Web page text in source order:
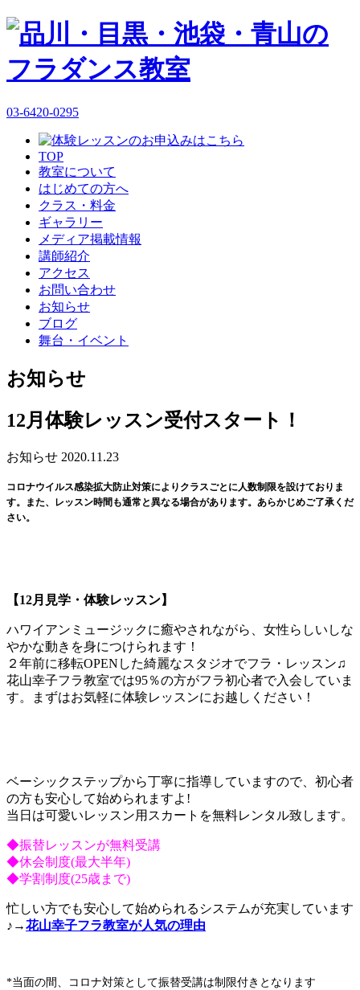
03-6420-0295
TOP
教室について
はじめての方へ
クラス・料金
ギャラリー
メディア掲載情報
講師紹介
アクセス
お問い合わせ
お知らせ
ブログ
舞台・イベント
お知らせ
12月体験レッスン受付スタート！
お知らせ 2020.11.23
コロナウイルス感染拡大防止対策によりクラスごとに人数制限を設けておりま
す。また、レッスン時間も通常と異なる場合があります。あらかじめご了承くだ
さい。
【12月見学・体験レッスン】
ハワイアンミュージックに癒やされながら、女性らしいしな
やかな動きを身につけられます！
２年前に移転OPENした綺麗なスタジオでフラ・レッスン♫
花山幸子フラ教室では95％の方がフラ初心者で入会していま
す。まずはお気軽に体験レッスンにお越しください！
ベーシックステップから丁寧に指導していますので、初心者
の方も安心して始められますよ!
当日は可愛いレッスン用スカートを無料レンタル致します。
◆振替レッスンが無料受講
◆休会制度(最大半年)
◆学割制度(25歳まで)
忙しい方でも安心して始められるシステムが充実しています
♪→花山幸子フラ教室が人気の理由
*当面の間、コロナ対策として振替受講は制限付きとなります